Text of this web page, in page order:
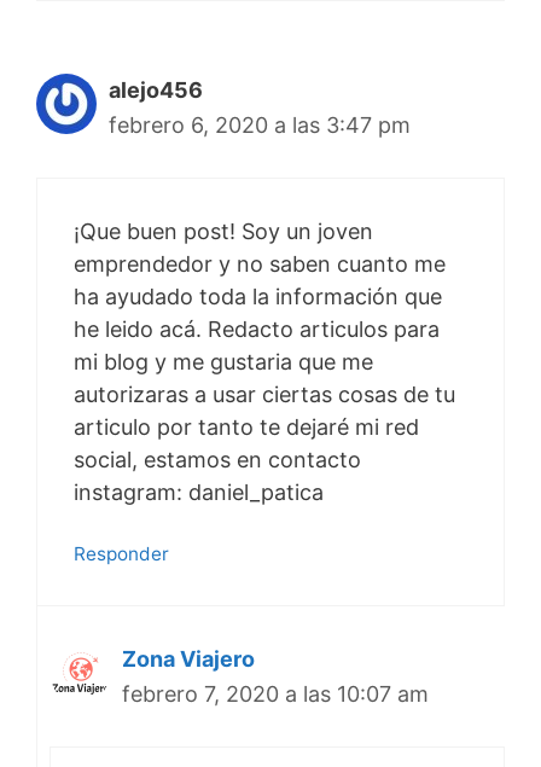
alejo456
febrero 6, 2020 a las 3:47 pm
¡Que buen post! Soy un joven
emprendedor y no saben cuanto me
ha ayudado toda la información que
he leido acá. Redacto articulos para
mi blog y me gustaria que me
autorizaras a usar ciertas cosas de tu
articulo por tanto te dejaré mi red
social, estamos en contacto
instagram: daniel_patica
Responder
Zona Viajero
febrero 7, 2020 a las 10:07 am